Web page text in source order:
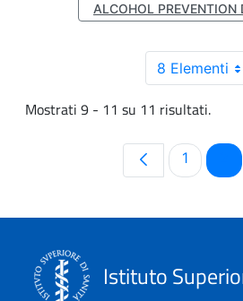
ALCOHOL PREVENTION
8 Elementi
Mostrati 9 - 11 su 11 risultati.
Pagina
1
Istituto